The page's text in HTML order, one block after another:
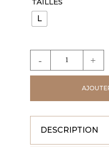
L
quantité
SHERPA
DESCRIPTION